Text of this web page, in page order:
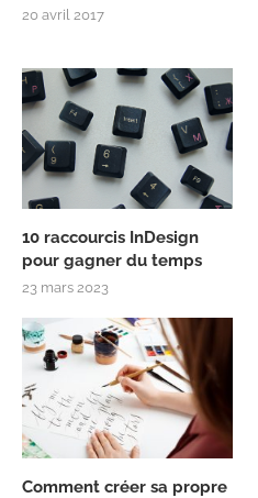
20 avril 2017
10 raccourcis InDesign
pour gagner du temps
23 mars 2023
Comment créer sa propre